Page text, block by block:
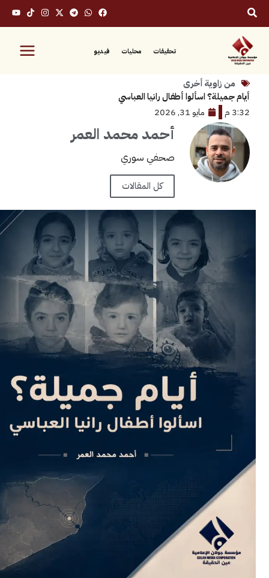
محليات فيديو
أخرى
اسألوا أطفال رانيا العباسي
مايو 31, 2026
أحمد محمد العمر
صحفي سوري